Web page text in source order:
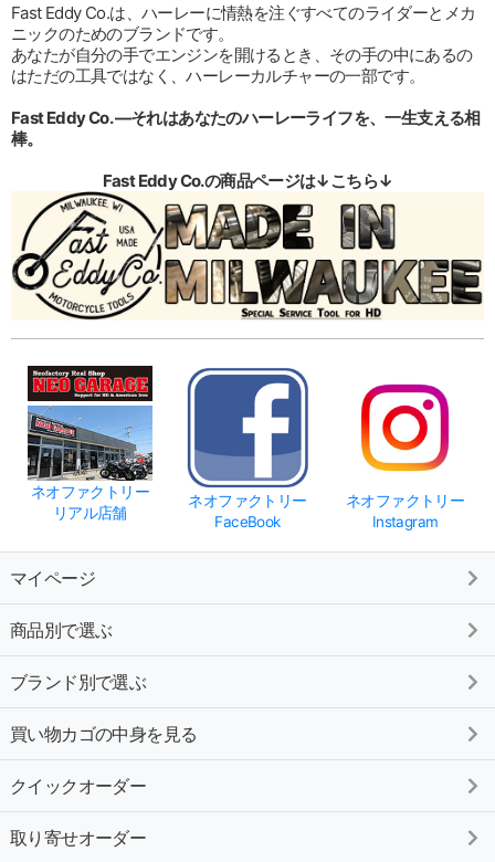
Fast Eddy Co.は、ハーレーに情熱を注ぐすべてのライダーとメカ
ニックのためのブランドです。
あなたが自分の手でエンジンを開けるとき、その手の中にあるの
はただの工具ではなく、ハーレーカルチャーの一部です。
Fast Eddy Co. ―それはあなたのハーレーライフを、一生支える相
棒。
Fast Eddy Co.の商品ページは↓こちら↓
ネオファクトリー
リアル店舗
ネオファクトリー
FaceBook
ネオファクトリー
Instagram
マイページ
商品別で選ぶ
ブランド別で選ぶ
買い物カゴの中身を見る
クイックオーダー
取り寄せオーダー